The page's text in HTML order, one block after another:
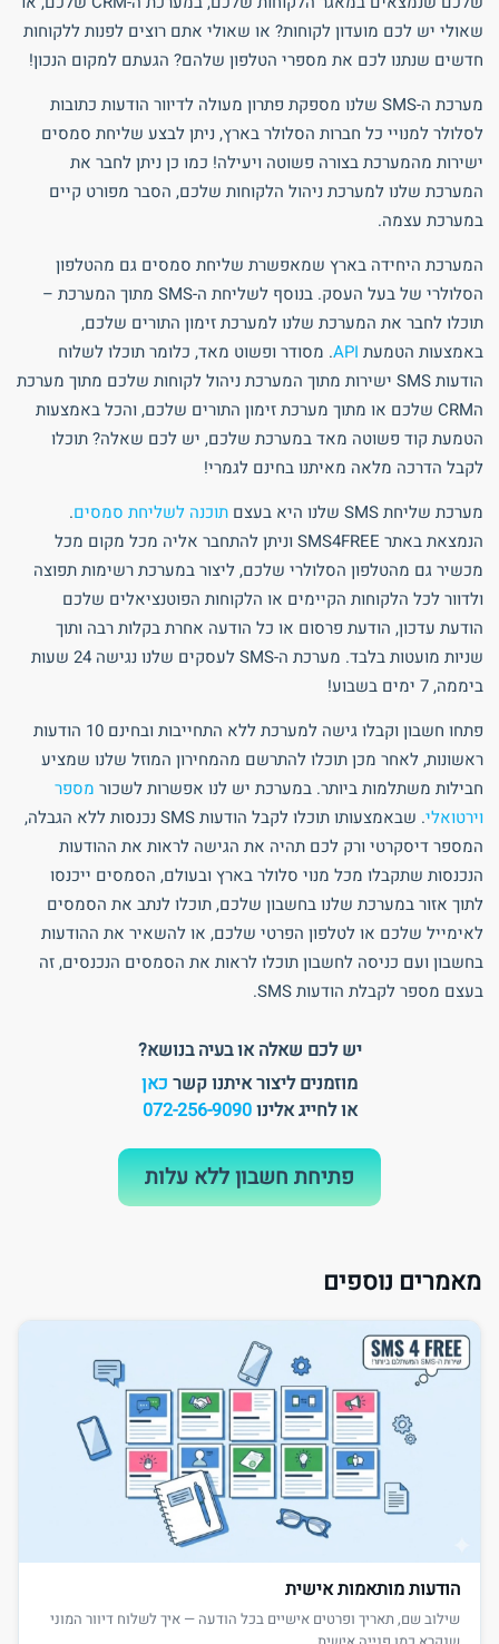
שאולי יש לכם מועדון לקוחות? או שאולי אתם רוצים לפנות ללקוחות
חדשים שנתנו לכם את מספרי הטלפון שלהם? הגעתם למקום הנכון!
מערכת ה-SMS שלנו מספקת פתרון מעולה לדיוור הודעות כתובות
לסלולר למנויי כל חברות הסלולר בארץ, ניתן לבצע שליחת סמסים
ישירות מהמערכת בצורה פשוטה ויעילה! כמו כן ניתן לחבר את
המערכת שלנו למערכת ניהול הלקוחות שלכם, הסבר מפורט קיים
במערכת עצמה.
המערכת היחידה בארץ שמאפשרת שליחת סמסים גם מהטלפון
הסלולרי של בעל העסק. בנוסף לשליחת ה-SMS מתוך המערכת –
תוכלו לחבר את המערכת שלנו למערכת זימון התורים שלכם,
באמצעות הטמעת API. מסודר ופשוט מאד, כלומר תוכלו לשלוח
הודעות SMS ישירות מתוך המערכת ניהול לקוחות שלכם מתוך מערכת
הCRM שלכם או מתוך מערכת זימון התורים שלכם, והכל באמצעות
הטמעת קוד פשוטה מאד במערכת שלכם, יש לכם שאלה? תוכלו
לקבל הדרכה מלאה מאיתנו בחינם לגמרי!
מערכת שליחת SMS שלנו היא בעצם
תוכנה לשליחת סמסים.
הנמצאת באתר SMS4FREE וניתן להתחבר אליה מכל מקום מכל
מכשיר גם מהטלפון הסלולרי שלכם, ליצור במערכת רשימות תפוצה
ולדוור לכל הלקוחות הקיימים או הלקוחות הפוטנציאלים שלכם
הודעת עדכון, הודעת פרסום או כל הודעה אחרת בקלות רבה ותוך
שניות מועטות בלבד. מערכת ה-SMS לעסקים שלנו נגישה 24 שעות
ביממה, 7 ימים בשבוע!
פתחו חשבון וקבלו גישה למערכת ללא התחייבות ובחינם 10 הודעות
ראשונות, לאחר מכן תוכלו להתרשם מהמחירון המוזל שלנו שמציע
חבילות משתלמות ביותר. במערכת יש לנו אפשרות לשכור מספר
וירטואלי
. שבאמצעותו תוכלו לקבל הודעות SMS נכנסות ללא הגבלה,
המספר דיסקרטי ורק לכם תהיה את הגישה לראות את ההודעות
הנכנסות שתקבלו מכל מנוי סלולר בארץ ובעולם, הסמסים ייכנסו
לתוך אזור במערכת שלנו בחשבון שלכם, תוכלו לנתב את הסמסים
לאימייל שלכם או לטלפון הפרטי שלכם, או להשאיר את ההודעות
בחשבון ועם כניסה לחשבון תוכלו לראות את הסמסים הנכנסים, זה
בעצם מספר לקבלת הודעות SMS.
יש לכם שאלה או בעיה בנושא?
מוזמנים ליצור איתנו קשר כאן
או לחייג אלינו072-256-9090
פתיחת חשבון ללא עלות
מאמרים נוספים
הודעות מותאמות אישית
שילוב שם, תאריך ופרטים אישיים בכל הודעה — איך לשלוח דיוור המוני